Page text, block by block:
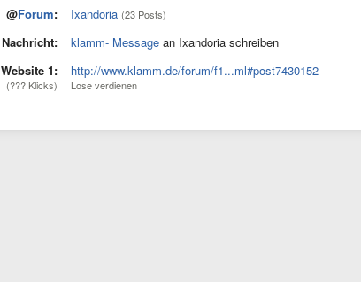
@Forum: Ixandoria (23 Posts)
Nachricht: klamm- Message an Ixandoria schreiben
Website 1:
(??? Klicks)
http://www.klamm.de/forum/f1...ml#post7430152
Lose verdienen